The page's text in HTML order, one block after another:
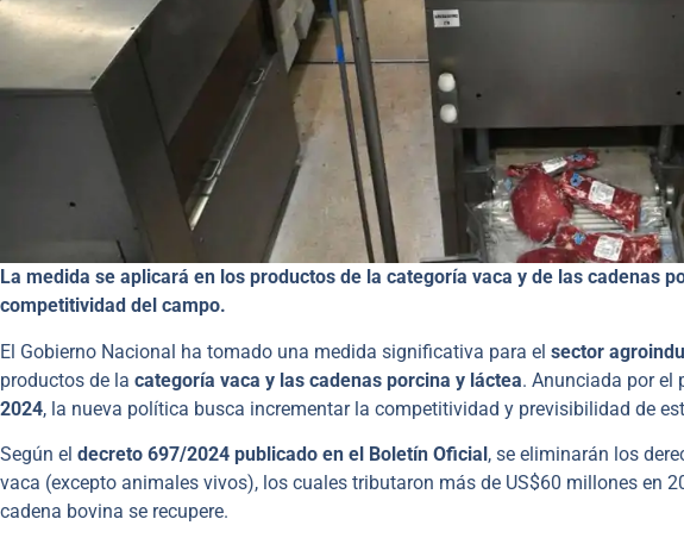
La medida se aplicará en los productos de la categoría vaca y de las cadenas
competitividad del campo.
El Gobierno Nacional ha tomado una medida significativa para el sector
productos de la categoría vaca y las cadenas porcina y láctea. Anunciada por el
2024, la nueva política busca incrementar la competitividad y previsibilidad de
Según el decreto 697/2024 publicado en el Boletín Oficial, se eliminarán los
vaca (excepto animales vivos), los cuales tributaron más de US$60 millones en
cadena bovina se recupere.